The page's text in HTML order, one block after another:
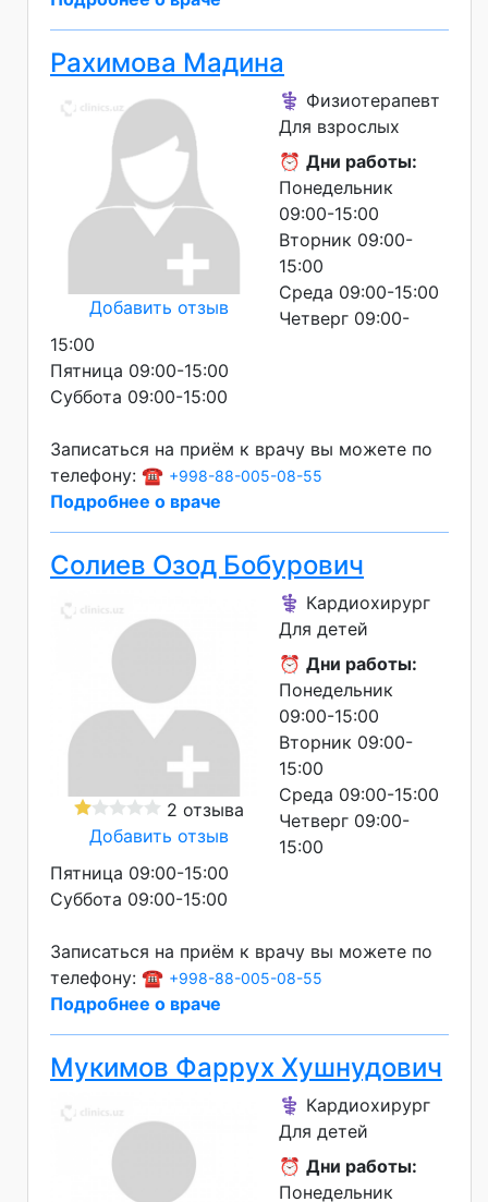
Рахимова Мадина
Добавить отзыв
⚕️ Физиотерапевт
Для взрослых
⏰ Дни работы:
Понедельник
09:00-15:00
Вторник 09:00-
15:00
Среда 09:00-15:00
Четверг 09:00-
15:00
Пятница 09:00-15:00
Суббота 09:00-15:00
Записаться на приём к врачу вы можете по
телефону: ☎️ +998-88-005-08-55
Подробнее о враче
Солиев Озод Бобурович
2 отзыва
Добавить отзыв
⚕️ Кардиохирург
Для детей
⏰ Дни работы:
Понедельник
09:00-15:00
Вторник 09:00-
15:00
Среда 09:00-15:00
Четверг 09:00-
15:00
Пятница 09:00-15:00
Суббота 09:00-15:00
Записаться на приём к врачу вы можете по
телефону: ☎️ +998-88-005-08-55
Подробнее о враче
Мукимов Фаррух Хушнудович
⚕️ Кардиохирург
Для детей
⏰ Дни работы:
Понедельник